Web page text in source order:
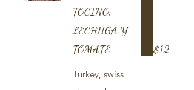
TOCINO,
LECHUGA Y
TOMATE
Turkey, swiss
$12